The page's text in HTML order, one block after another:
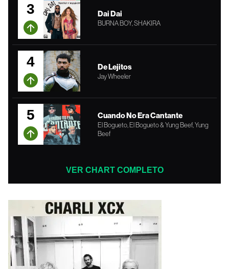
3 Dai Dai
BURNA BOY, SHAKIRA
4 De Lejitos
Jay Wheeler
5 Cuando No Era Cantante
El Bogueto, El Bogueto & Yung Beef, Yung
Beef
VER CHART COMPLETO